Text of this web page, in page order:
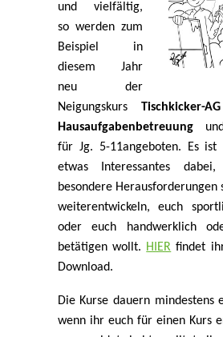
und vielfältig,
so werden zum
Beispiel in
diesem Jahr
neu der
Neigungskurs
Hausaufgabenbetreuung
für Jg. 5-11angeboten. Es
etwas Interessantes
besondere Herausforderungen
weiterentwickeln, euch
oder euch handwerklich
betätigen wollt. HIER findet
Download.
Die Kurse dauern mindestens
wenn ihr euch für einen Kurs